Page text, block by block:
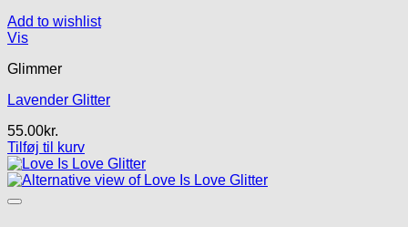
Add to wishlist
Vis
Glimmer
Lavender Glitter
55.00kr.
Tilføj til kurv